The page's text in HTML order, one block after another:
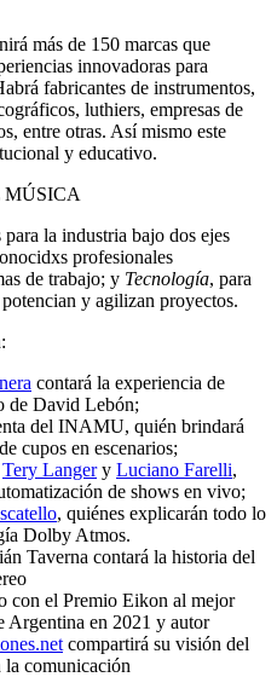
más de 150 marcas que
innovadoras para
fabricantes de instrumentos,
luthiers, empresas de
entre otras. Así mismo este
y educativo.
MÚSICA
la industria bajo dos ejes
profesionales
de trabajo; y Tecnología, para
y agilizan proyectos.
contará la experiencia de
de David Lebón;
del INAMU, quién brindará
cupos en escenarios;
Tery Langery Luciano Farelli,
de shows en vivo;
, quiénes explicarán todo lo
Dolby Atmos.
Taverna contará la historia del
con el Premio Eikon al mejor
Argentina en 2021 y autor
compartirá su visión del
la comunicación